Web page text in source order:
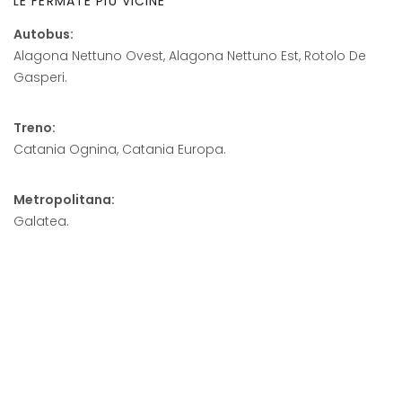
Autobus:
Alagona Nettuno Ovest, Alagona Nettuno Est, Rotolo De
Gasperi.
Treno:
Catania Ognina, Catania Europa.
Metropolitana:
Galatea.